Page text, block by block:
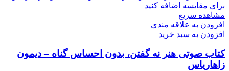
برای مقایسه اضافه کنید
مشاهده سریع
افزودن به علاقه مندی
افزودن به سبد خرید
کتاب صوتی هنر نه گفتن، بدون احساس گناه – دیمون
زاهاریاس